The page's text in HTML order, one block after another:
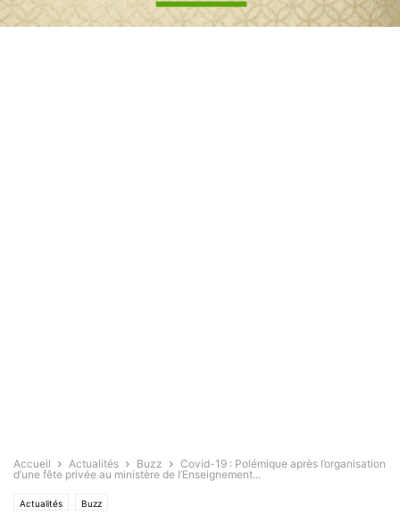
Accueil Actualités Buzz
Covid-19 : Polémique après l’organisation
d’une fête privée au ministère de l’Enseignement...
Actualités Buzz